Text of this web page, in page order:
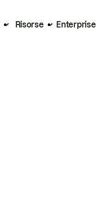
Risorse Enterprise